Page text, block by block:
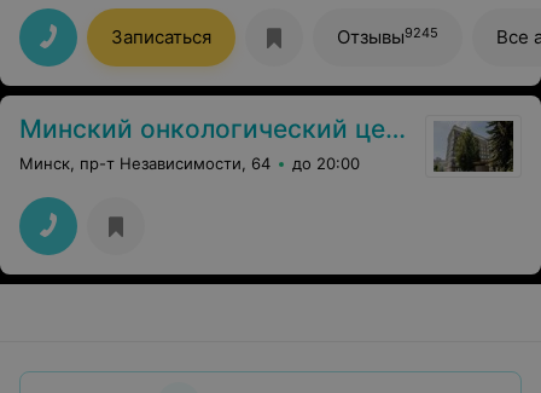
хочу поблагодарить вежливых девушек на ресепшене!
Записаться Отзывы9245 Все
Минский онкологический центр
Минск, пр-т Независимости, 64 до 20:00